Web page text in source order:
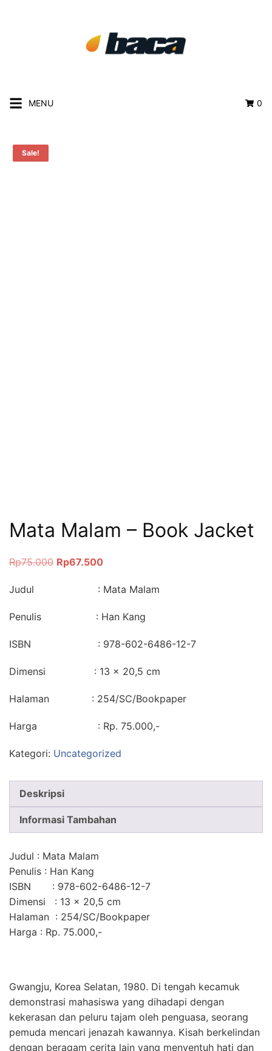
MENU 0
Sale!
Mata Malam – Book Jacket
Rp75.000 Rp67.500
Judul : Mata Malam
Penulis : Han Kang
ISBN : 978-602-6486-12-7
Dimensi : 13 × 20,5 cm
Halaman : 254/SC/Bookpaper
Harga : Rp. 75.000,-
Kategori: Uncategorized
Deskripsi
Informasi Tambahan
Judul : Mata Malam
Penulis : Han Kang
ISBN : 978-602-6486-12-7
Dimensi : 13 × 20,5 cm
Halaman : 254/SC/Bookpaper
Harga : Rp. 75.000,-
Gwangju, Korea Selatan, 1980. Di tengah kecamuk
demonstrasi mahasiswa yang dihadapi dengan
kekerasan dan peluru tajam oleh penguasa, seorang
pemuda mencari jenazah kawannya. Kisah berkelindan
dengan beragam cerita lain yang menyentuh hati dan